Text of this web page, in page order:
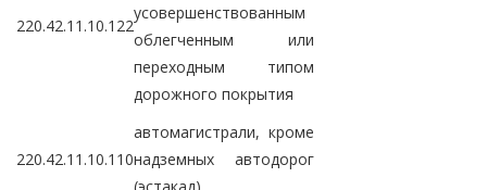
220.42.11.10.122
усовершенствованным
облегченным или
переходным типом
дорожного покрытия
220.42.11.10.110
автомагистрали, кроме
надземных автодорог